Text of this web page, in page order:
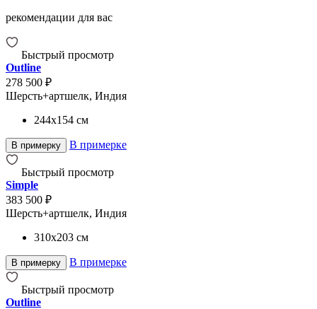
рекомендации для вас
Быстрый просмотр
Outline
278 500 ₽
Шерсть+артшелк, Индия
244x154 см
В примерку В примерке
Быстрый просмотр
Simple
383 500 ₽
Шерсть+артшелк, Индия
310x203 см
В примерку В примерке
Быстрый просмотр
Outline